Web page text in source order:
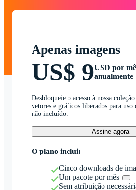
Apenas imagens
US$ 9USD por
anualmente
Desbloqueie o acesso à nossa
vetores e gráficos liberados para
não incluído.
Assine agora
O plano inclui:
Cinco downloads de
Um pacote por mês
Sem atribuição